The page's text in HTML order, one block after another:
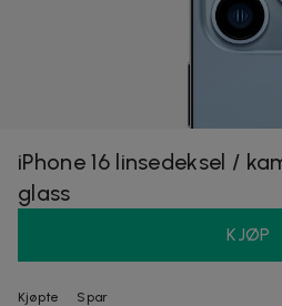
iPhone 16 linsedeksel /
glass
KJØP
Kjøpte Spar